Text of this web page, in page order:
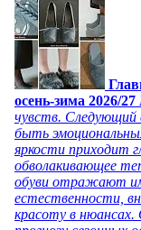
осень-зима 2026/27
чувств. Следующий
быть
яркости приходит
обволакивающее
обуви отражают
естественности,
красоту в нюансах.